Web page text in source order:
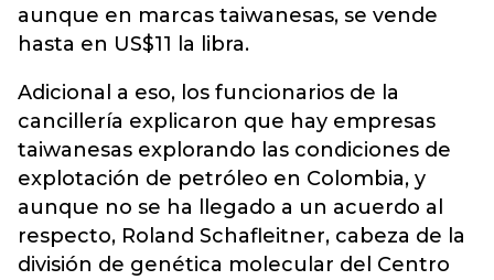
aunque en marcas taiwanesas, se vende
hasta en US$11 la libra.
Adicional a eso, los funcionarios de la
cancillería explicaron que hay empresas
taiwanesas explorando las condiciones de
explotación de petróleo en Colombia, y
aunque no se ha llegado a un acuerdo al
respecto, Roland Schafleitner, cabeza de la
división de genética molecular del Centro